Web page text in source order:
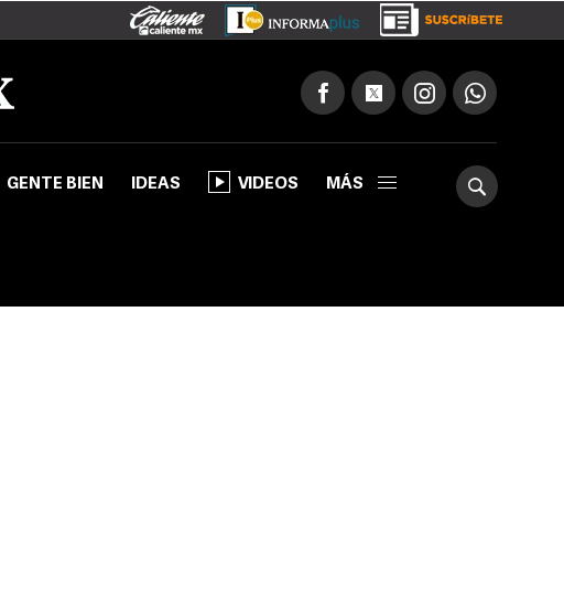
GENTE BIEN IDEAS VIDEOS MÁS